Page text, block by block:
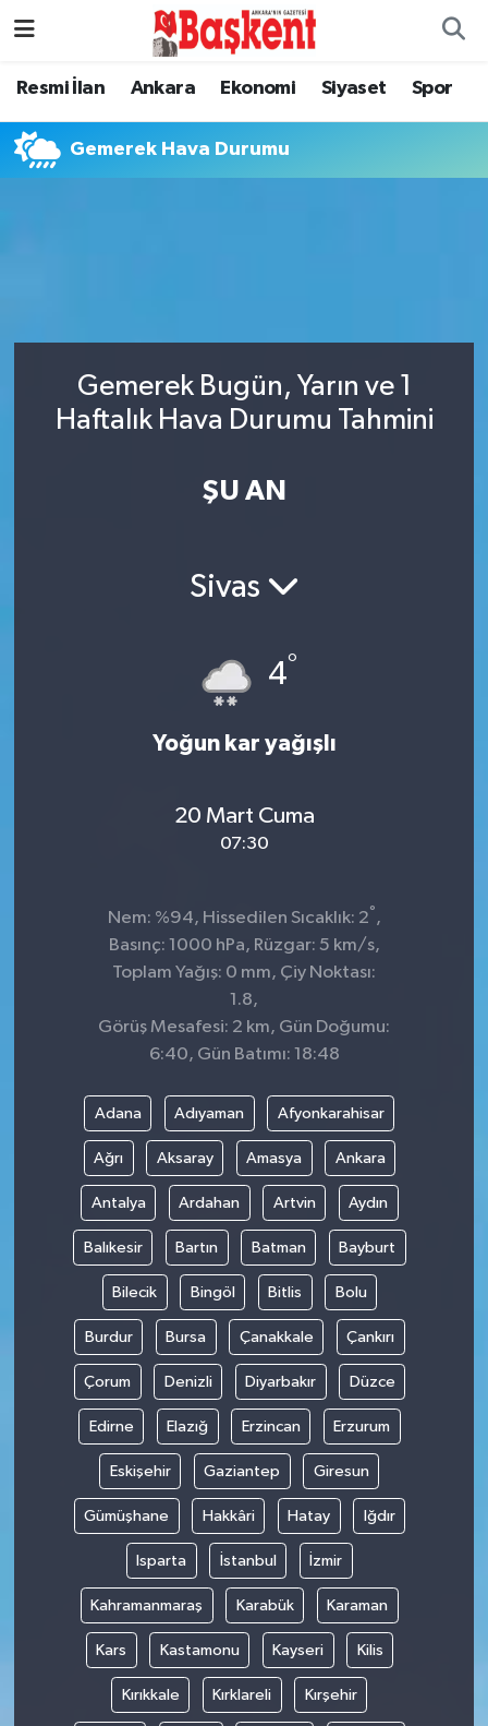
Resmi İlan Ankara Ekonomi Siyaset Spor
Gemerek Hava Durumu
Gemerek Bugün, Yarın ve 1
Haftalık Hava Durumu Tahmini
ŞU AN
Sivas
4°
Yoğun kar yağışlı
20 Mart Cuma
07:30
Nem: %94, Hissedilen Sıcaklık: 2° ,
Basınç: 1000 hPa, Rüzgar: 5 km/s,
Toplam Yağış: 0 mm, Çiy Noktası:
1.8,
Görüş Mesafesi: 2 km, Gün Doğumu:
6:40, Gün Batımı: 18:48
Adana Adıyaman Afyonkarahisar
Ağrı Aksaray Amasya Ankara
Antalya Ardahan Artvin Aydın
Balıkesir Bartın Batman Bayburt
Bilecik Bingöl Bitlis Bolu
Burdur Bursa Çanakkale Çankırı
Çorum Denizli Diyarbakır Düzce
Edirne Elazığ Erzincan Erzurum
Eskişehir Gaziantep Giresun
Gümüşhane Hakkâri Hatay Iğdır
Isparta İstanbul İzmir
Kahramanmaraş Karabük Karaman
Kars Kastamonu Kayseri Kilis
Kırıkkale Kırklareli Kırşehir